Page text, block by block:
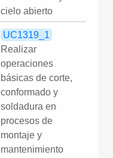
cielo abierto
UC1319_1
Realizar
operaciones
básicas de corte,
conformado y
soldadura en
procesos de
montaje y
mantenimiento